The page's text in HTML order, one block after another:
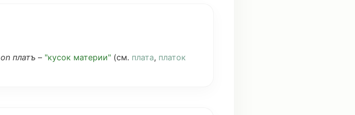
on платъ – "кусок материи" (см. плата, платок